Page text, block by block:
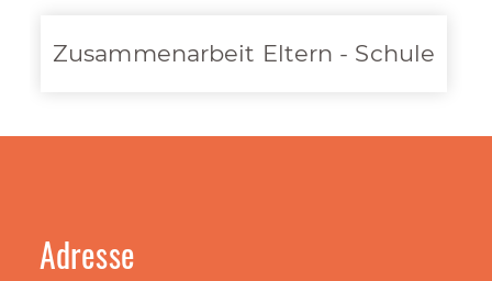
Zusammenarbeit Eltern - Schule
Adresse